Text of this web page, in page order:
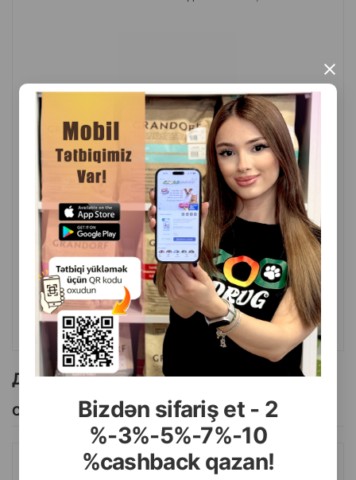
Bizdən sifariş et - 2
%-3%-5%-7%-10
%cashback qazan!
×
( Отзывы)
Масса Цена
Купить
1 шт
12.00
КУПИТЬ
Другие товоры бренда
Смотреть Все
АВТОПОИЛКА NUNBELL #065 PET WATER FOUNTAIN